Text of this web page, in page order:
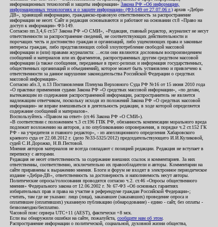
информационных технологий и защиты информации» Закона РФ «Об информации,
информационных технологиях и о защите информации» (ФЗ-149 от 27.07.06 г.) архив «Дебри-
ДВ», хранящий информацию, гражданско-правовую ответственность за распространение
информации не несет. Сайт и редакция основываются и работают на основании ст.8 «Право на
доступ к информации» ФЗ-149.
Согласно пп.3,4,6 ст.57 Закона РФ «О СМИ», «Редакция, главный редактор, журналист не несут
ответственности за распространение сведений, не соответствующих действительности и
порочащих честь и достоинство граждан и организаций, либо ущемляющих права и законные
интересы граждан, либо представляющих собой злоупотребление свободой массовой
информации и (или) правами журналиста: ...если они являются дословным воспроизведением
сообщений и материалов или их фрагментов, распространенных другим средством массовой
информации (а также сообщения, переданные в пресс-релизах и информация государственных,
общественных организаций и объединений), которое может быть установлено и привлечено к
ответственности за данное нарушение законодательства Российской Федерации о средствах
массовой информации».
Согласно абз.3, п.13 Постановления Пленума Верховного Суда РФ №16 от 15 июня 2010 года
«О практике применения судами Закона РФ «О средствах массовой информации», «по делам,
вытекающим из содержания распространенной информации, распространитель не является
надлежащим ответчиком, поскольку исходя из положений Закона РФ «О средствах массовой
информации» не вправе вмешиваться в деятельность редакции, в ходе которой определяется
содержание сообщений и материалов».
Воспользуйтесь «Правом на ответ» (ст.46 Закона РФ «О СМИ»).
«В соответствии с положением ч.3 ст.196 ГПК РФ, обязанность компенсации морального вреда
подлежит возложению на авторов, а по опубликованию опровержения, в порядке ч.2 ст.152 ГК
РФ - на учредителя и главного редактор», - из апелляционного определения Хабаровского
краевого суда от 22.08.2012 г. (дело №33-5325/2012) председательствующего И.И.Куликовой,
судей С.И.Дорожко, Н.В.Пестовой.
Мнения авторов материалов не всегда совпадают с позицией редакции. Редакция не вступает в
переписку с авторами.
Редакция не несет ответственность за содержание внешних ссылок и комментариев. За них
ответственны, соответственно, исключительно их правообладатели и авторы. Комментарии на
сайте приравнены к выражению мнения. Блоги и форум не входят в электронное периодическое
издание «Дебри-ДВ», ответственность за достоверность и наполняемость несут авторы.
Политические опросы/голосования проводятся согласно ч.2. ст.46 «Опросы общественного
мнения» Федерального закона от 12.06.2002 г. № 67-ФЗ «Об основных гарантиях
избирательных прав и права на участие в референдуме граждан Российской Федерации»;
считать, там где не указано: лицо (лица), заказавшее (заказавших) проведение опроса и
оплатившее (оплативших) указанную публикацию (обнародование) - едино - сайт, без оплаты -
безвозмездно/бесплатно.
Часовой пояс сервера UTC+11 (AEST), фактически +8 мск.
Если вы обнаружили ошибки на сайте, пожалуйста, сообщите нам об этом
Распространение информации о политической, социальной, духовной жизни общества,